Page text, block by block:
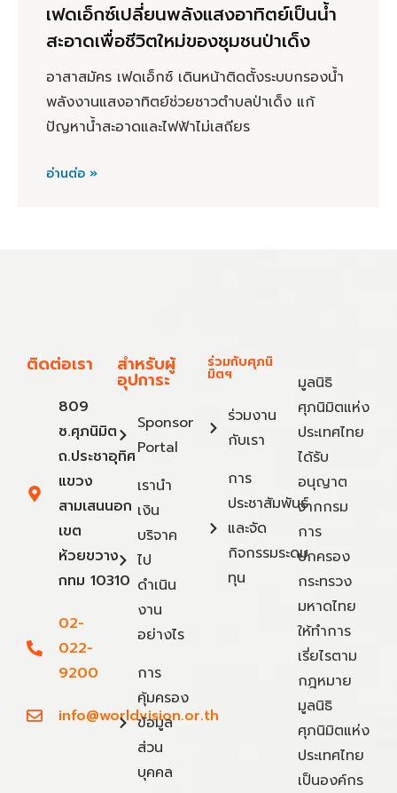
เฟดเอ็กซ์เปลี่ยนพลังแสงอาทิตย์เป็นน้ำ
สะอาดเพื่อชีวิตใหม่ของชุมชนป่าเด็ง
อาสาสมัคร เฟดเอ็กซ์ เดินหน้าติดตั้งระบบกรองน้ำ
พลังงานแสงอาทิตย์ช่วยชาวตำบลป่าเด็ง แก้
ปัญหาน้ำสะอาดและไฟฟ้าไม่เสถียร
อ่านต่อ »
ติดต่อเรา
809
ซ.ศุภนิมิต
ถ.ประชาอุทิศ
แขวง
สามเสนนอก
เขต
ห้วยขวาง
กทม 10310
02-
022-
9200
info@worldvision.or.th
สำหรับผู้
อุปการะ
Sponsor
Portal
เรานำ
เงิน
บริจาค
ไป
ดำเนิน
งาน
อย่างไร
การ
คุ้มครอง
ข้อมูล
ส่วน
บุคคล
ร่วมกับศุภนิ
มิตฯ
ร่วมงาน
กับเรา
การ
ประชาสัมพันธ์
และจัด
กิจกรรมระดม
ทุน
มูลนิธิ
ศุภนิมิตแห่ง
ประเทศไทย
ได้รับ
อนุญาต
จากกรม
การ
ปกครอง
กระทรวง
มหาดไทย
ให้ทำการ
เรี่ยไรตาม
กฎหมาย
มูลนิธิ
ศุภนิมิตแห่ง
ประเทศไทย
เป็นองค์กร